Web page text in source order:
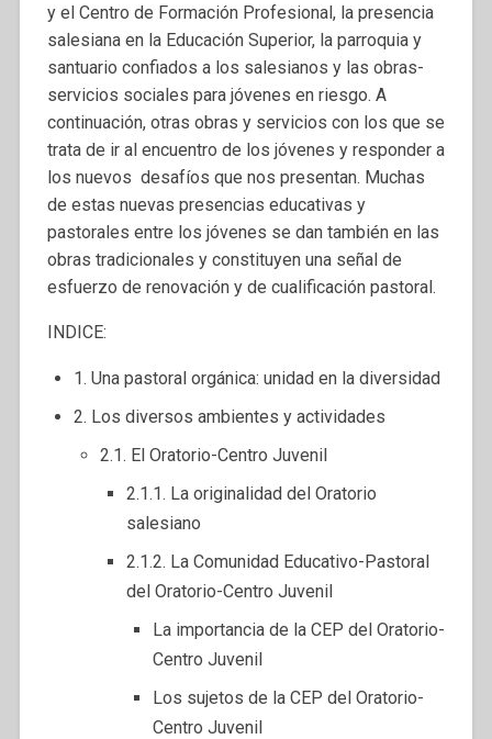
y el Centro de Formación Profesional, la presencia
salesiana en la Educación Superior, la parroquia y
santuario confiados a los salesianos y las obras-
servicios sociales para jóvenes en riesgo. A
continuación, otras obras y servicios con los que se
trata de ir al encuentro de los jóvenes y responder a
los nuevos desafíos que nos presentan. Muchas
de estas nuevas presencias educativas y
pastorales entre los jóvenes se dan también en las
obras tradicionales y constituyen una señal de
esfuerzo de renovación y de cualificación pastoral.
INDICE:
1. Una pastoral orgánica: unidad en la diversidad
2. Los diversos ambientes y actividades
2.1. El Oratorio-Centro Juvenil
2.1.1. La originalidad del Oratorio
salesiano
2.1.2. La Comunidad Educativo-Pastoral
del Oratorio-Centro Juvenil
La importancia de la CEP del Oratorio-
Centro Juvenil
Los sujetos de la CEP del Oratorio-
Centro Juvenil